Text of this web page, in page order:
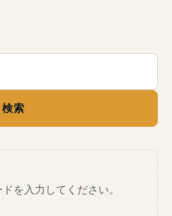
検索
を入力してください。